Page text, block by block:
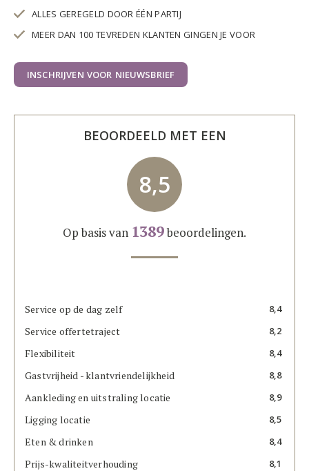
ALLES GEREGELD DOOR ÉÉN PARTIJ
MEER DAN 100 TEVREDEN KLANTEN GINGEN JE VOOR
INSCHRIJVEN VOOR NIEUWSBRIEF
BEOORDEELD MET EEN
8,5
Op basis van 1389beoordelingen.
Service op de dag zelf 8,4
Service offertetraject 8,2
Flexibiliteit 8,4
Gastvrijheid - klantvriendelijkheid 8,8
Aankleding en uitstraling locatie 8,9
Ligging locatie 8,5
Eten & drinken 8,4
Prijs-kwaliteitverhouding 8,1